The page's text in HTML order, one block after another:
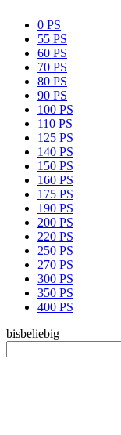
0 PS
55 PS
60 PS
70 PS
80 PS
90 PS
100 PS
110 PS
125 PS
140 PS
150 PS
160 PS
175 PS
190 PS
200 PS
220 PS
250 PS
270 PS
300 PS
350 PS
400 PS
bisbeliebig